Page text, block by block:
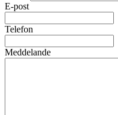
E-post
Telefon
Meddelande